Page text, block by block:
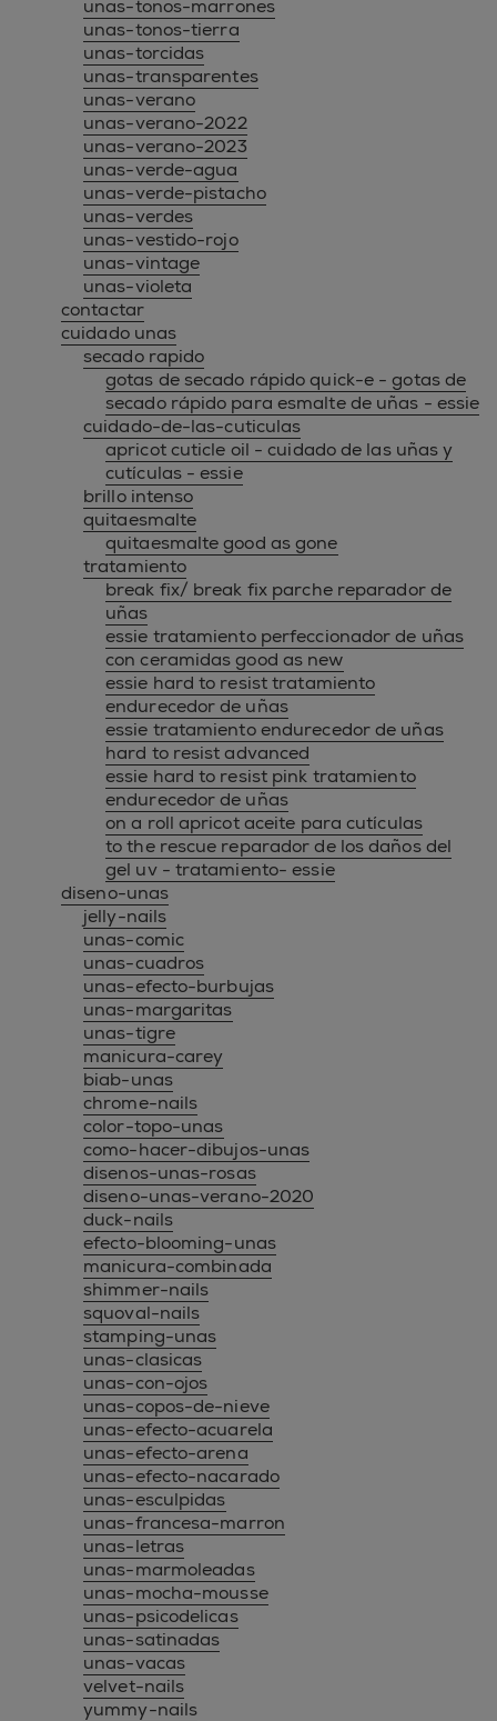
unas-tonos-marrones
unas-tonos-tierra
unas-torcidas
unas-transparentes
unas-verano
unas-verano-2022
unas-verano-2023
unas-verde-agua
unas-verde-pistacho
unas-verdes
unas-vestido-rojo
unas-vintage
unas-violeta
contactar
cuidado unas
secado rapido
gotas de secado rápido quick-e - gotas de
secado rápido para esmalte de uñas - essie
cuidado-de-las-cuticulas
apricot cuticle oil - cuidado de las uñas y
cutículas - essie
brillo intenso
quitaesmalte
quitaesmalte good as gone
tratamiento
break fix/ break fix parche reparador de
uñas
essie tratamiento perfeccionador de uñas
con ceramidas good as new
essie hard to resist tratamiento
endurecedor de uñas
essie tratamiento endurecedor de uñas
hard to resist advanced
essie hard to resist pink tratamiento
endurecedor de uñas
on a roll apricot aceite para cutículas
to the rescue reparador de los daños del
gel uv - tratamiento- essie
diseno-unas
jelly-nails
unas-comic
unas-cuadros
unas-efecto-burbujas
unas-margaritas
unas-tigre
manicura-carey
biab-unas
chrome-nails
color-topo-unas
como-hacer-dibujos-unas
disenos-unas-rosas
diseno-unas-verano-2020
duck-nails
efecto-blooming-unas
manicura-combinada
shimmer-nails
squoval-nails
stamping-unas
unas-clasicas
unas-con-ojos
unas-copos-de-nieve
unas-efecto-acuarela
unas-efecto-arena
unas-efecto-nacarado
unas-esculpidas
unas-francesa-marron
unas-letras
unas-marmoleadas
unas-mocha-mousse
unas-psicodelicas
unas-satinadas
unas-vacas
velvet-nails
yummy-nails